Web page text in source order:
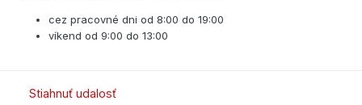
cez pracovné dni od 8:00 do 19:00
víkend od 9:00 do 13:00
Stiahnuť udalosť